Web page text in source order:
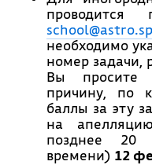
проводится
необходимо
номер задачи,
Вы просите
причину, по
баллы за эту
на
позднее 20
времени) 12